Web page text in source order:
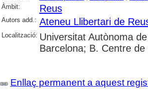
Àmbit:
Reus
Autors add.: Ateneu Llibertari de
Localització: Universitat Autònoma
Barcelona; B. Centre
Enllaç permanent a aquest